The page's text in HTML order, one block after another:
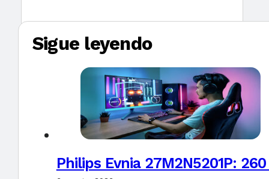
Sigue leyendo
Philips Evnia 27M2N5201P: